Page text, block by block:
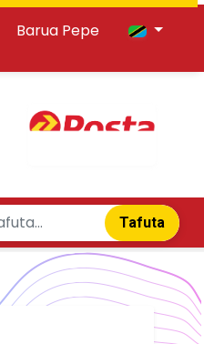
Barua Pepe
Tafuta